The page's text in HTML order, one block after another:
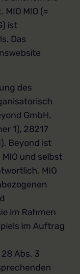
MIO (=
ist
Das
des
GmbH,
1), 28217
Beyond ist
und selbst
MIO
im Rahmen
im Auftrag
Abs. 3